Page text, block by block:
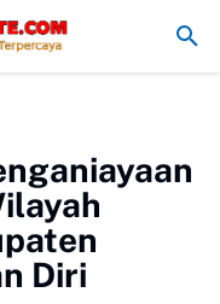
2025/2026,
Diri